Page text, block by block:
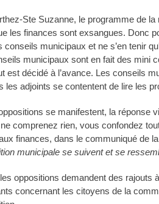
Ste Suzanne, le programme de
les finances sont exsangues. Donc
conseils municipaux et ne s’en tenir
municipaux sont en fait des mini
est décidé à l’avance. Les conseils
les adjoints se contentent de lire les
se manifestent, la réponse
comprenez rien, vous confondez
finances, dans le communiqué de
municipale se suivent et se
oppositions demandent des rajouts
concernant les citoyens de la